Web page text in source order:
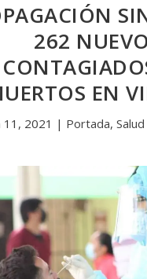
262
EN
11, 2021 | Portada, Salud